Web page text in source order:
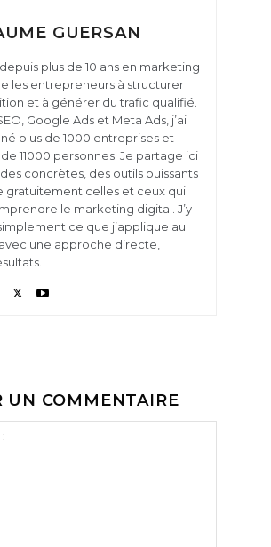
GUERSAN
plus de 10 ans en marketing
les entrepreneurs à structurer
et à générer du trafic qualifié.
Google Ads et Meta Ads, j’ai
plus de 1000 entreprises et
11000 personnes. Je partage ici
concrètes, des outils puissants
gratuitement celles et ceux qui
le marketing digital. J’y
ce que j’applique au
une approche directe,
UN COMMENTAIRE